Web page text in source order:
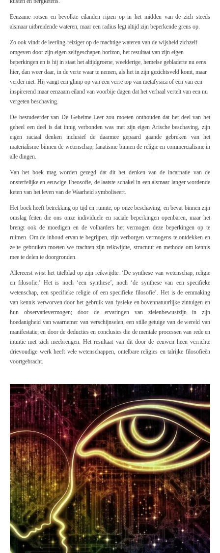
Eenzame rotsen en bevolkte eilanden rijzen op in het midden van de zich steeds
alsmaar uitbreidende wateren, maar een radius legt altijd zijn beperkende grens op.
Zo ook vindt de leerling-reiziger op de machtige wateren van de wijsheid zichzelf
omgeven door zijn eigen zelfgeschapen horizon, het resultaat van zijn eigen
beperkingen en is hij in staat het altijdgroene, weelderige, hemelse gebladerte nu eens
hier, dan weer daar, in de verte waar te nemen, als het in zijn gezichtsveld komt, maar
verder niet. Hij vangt een glimp op van een verre top van metafysica of een van een
inspirerend maar eenzaam eiland van voorbije dagen dat het verhaal vertelt van een nu
vergeten beschaving.
De bestudeerder vanDe Geheime Leer zou moeten onthouden dat het deel van het
geheel een deel is dat innig verbonden was met zijn eigen Arische beschaving, zijn
eigen raciaal denken inclusief de daarmee gepaard gaande gebreken van het
materialisme binnen de wetenschap, fanatisme binnen de religie en commercialisme in
alle dingen.
Van het boek mag worden gezegd dat dit het denken van de incarnatie van de
onsterfelijke en eeuwige Theosofie, de laatste schakel in een alsmaar langer wordende
keten van het leven van de Waarheid symboliseert.
Het boek heeft betrekking op tijd en ruimte, op onze beschaving, en bevat binnen zijn
omslag feiten die ons onze individuele en raciale beperkingen openbaren, maar het
brengt ook de moedigen en de volharders het vermogen deze beperkingen op te
ruimen. Om de inhoud ervan te begrijpen, zijn verborgen vermogens te ontdekken en
ze te gebruiken moeten we trachten zijn reikwijdte, structuur en methode om kennis
mee te delen te doorgronden.
Allereerst wijst het titelblad op zijn reikwijdte: ‘De synthese van wetenschap, religie
en filosofie.’ Het is noch ‘een synthese’, noch ‘de synthese van een specifieke
wetenschap, een specifieke religie of een specifieke filosofie’. Het is de eenmaking
van kennis verworven door het gebruik van fysieke en bovennatuurlijke zintuigen en
hun observatievermogen; door de ervaringen van zielenbewustzijn in zijn
hoedanigheid van waarnemer van verschijnselen, een stille getuige van de wereld van
manifestatie; en door de deducties en conclusies die de mentale processen van rede en
intuïtie met zich meebrengen. Het resultaat van dit door de eeuwen heen verrichte
drievoudige werk heeft vele wetenschappen, ontelbare religies en talrijke filosofieën
voortgebracht.